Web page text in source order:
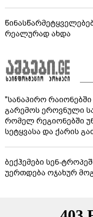
რეალურად ახდა
"სანაპირო
გარემოს ეროვნული
რომელ რეგიონებში
სეტყვასა და ქარის
ბექჰემები სენ-
უერთდება ოჯახურ